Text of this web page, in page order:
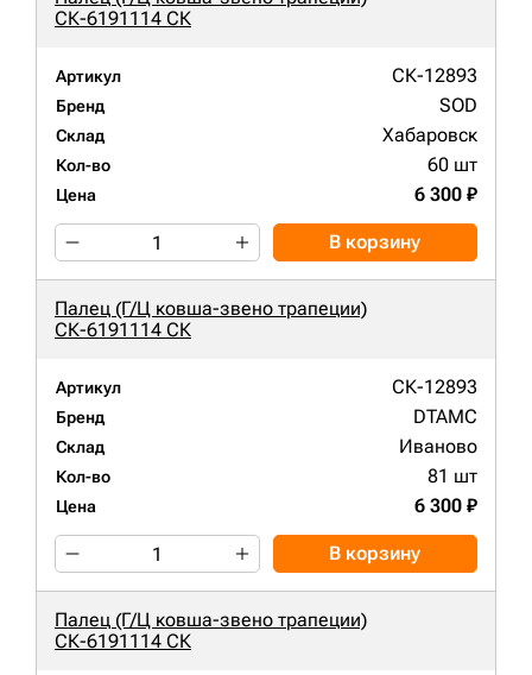
СК-6191114 СК
Артикул СК-12893
Бренд SOD
Склад Хабаровск
Кол-во 60 шт
Цена 6 300 ₽
В корзину
Палец (Г/Ц ковша-звено трапеции)
СК-6191114 СК
Артикул СК-12893
Бренд DTAMC
Склад Иваново
Кол-во 81 шт
Цена 6 300 ₽
В корзину
Палец (Г/Ц ковша-звено трапеции)
СК-6191114 СК